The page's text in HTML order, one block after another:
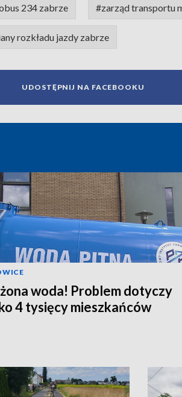
234 zabrze #zarząd transportu
rozkładu jazdy zabrze
UDOSTĘPNIJ NA FACEBOOKU
woda! Problem dotyczy
4 tysięcy mieszkańców